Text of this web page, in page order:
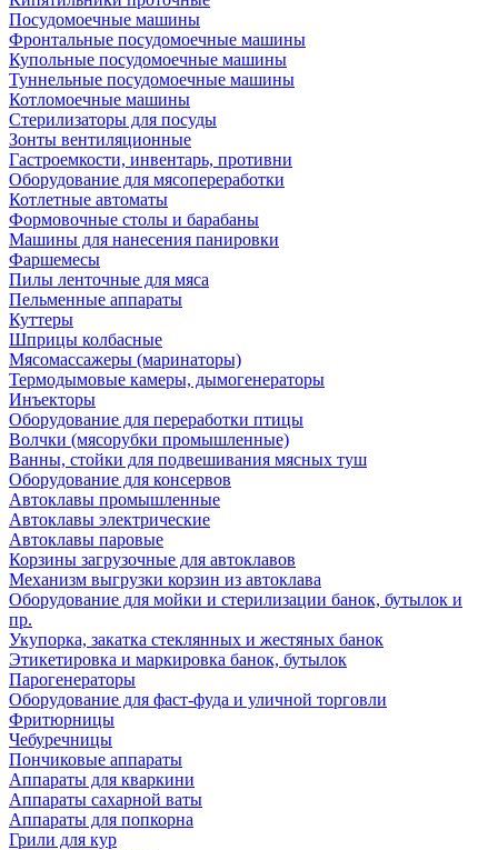
Посудомоечные машины
Фронтальные посудомоечные машины
Купольные посудомоечные машины
Туннельные посудомоечные машины
Котломоечные машины
Стерилизаторы для посуды
Зонты вентиляционные
Гастроемкости, инвентарь, противни
Оборудование для мясопереработки
Котлетные автоматы
Формовочные столы и барабаны
Машины для нанесения панировки
Фаршемесы
Пилы ленточные для мяса
Пельменные аппараты
Куттеры
Шприцы колбасные
Мясомассажеры (маринаторы)
Термодымовые камеры, дымогенераторы
Инъекторы
Оборудование для переработки птицы
Волчки (мясорубки промышленные)
Ванны, стойки для подвешивания мясных туш
Оборудование для консервов
Автоклавы промышленные
Автоклавы электрические
Автоклавы паровые
Корзины загрузочные для автоклавов
Механизм выгрузки корзин из автоклава
Оборудование для мойки и стерилизации банок, бутылок и
пр.
Укупорка, закатка стеклянных и жестяных банок
Этикетировка и маркировка банок, бутылок
Парогенераторы
Оборудование для фаст-фуда и уличной торговли
Фритюрницы
Чебуречницы
Пончиковые аппараты
Аппараты для кваркини
Аппараты сахарной ваты
Аппараты для попкорна
Грили для кур